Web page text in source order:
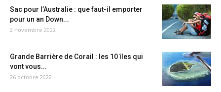
Sac pour l’Australie : que faut-il emporter
pour un an Down...
2 novembre 2022
Grande Barrière de Corail : les 10 îles qui
vont vous...
26 octobre 2022